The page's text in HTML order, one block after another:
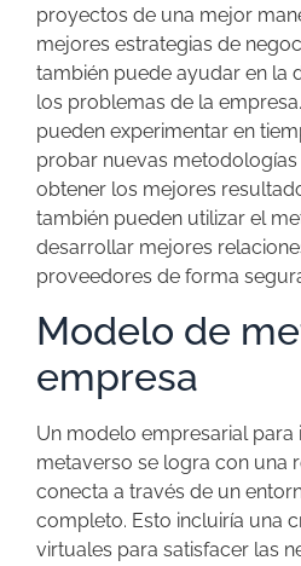
proyectos de una mejor
mejores estrategias de
también puede ayudar en la
los problemas de la
pueden experimentar en
probar nuevas
obtener los mejores
también pueden utilizar el
desarrollar mejores
proveedores de forma
Modelo de
empresa
Un modelo empresarial para
metaverso se logra con una
conecta a través de un
completo. Esto incluiría una
virtuales para satisfacer las